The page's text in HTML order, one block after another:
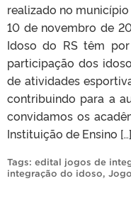
realizado no
10 de novembro de
Idoso do RS têm
participação dos
de atividades
contribuindo para a
convidamos os
Instituição de Ensino […]
Tags: edital jogos de
integração do idoso,